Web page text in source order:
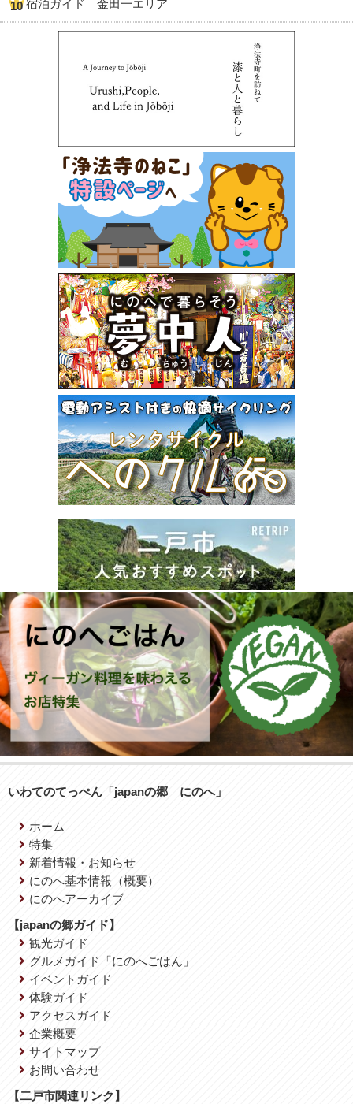
宿泊ガイド｜金田一エリア
いわてのてっぺん「japanの郷 にのへ」
ホーム
特集
新着情報・お知らせ
にのへ基本情報（概要）
にのへアーカイブ
【japanの郷ガイド】
観光ガイド
グルメガイド「にのへごはん」
イベントガイド
体験ガイド
アクセスガイド
企業概要
サイトマップ
お問い合わせ
【二戸市関連リンク】